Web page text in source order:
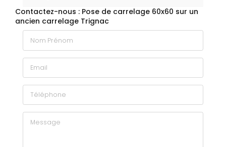
Contactez-nous : Pose de carrelage 60x60 sur un
ancien carrelage Trignac
Nom Prénom
Email
Téléphone
Message